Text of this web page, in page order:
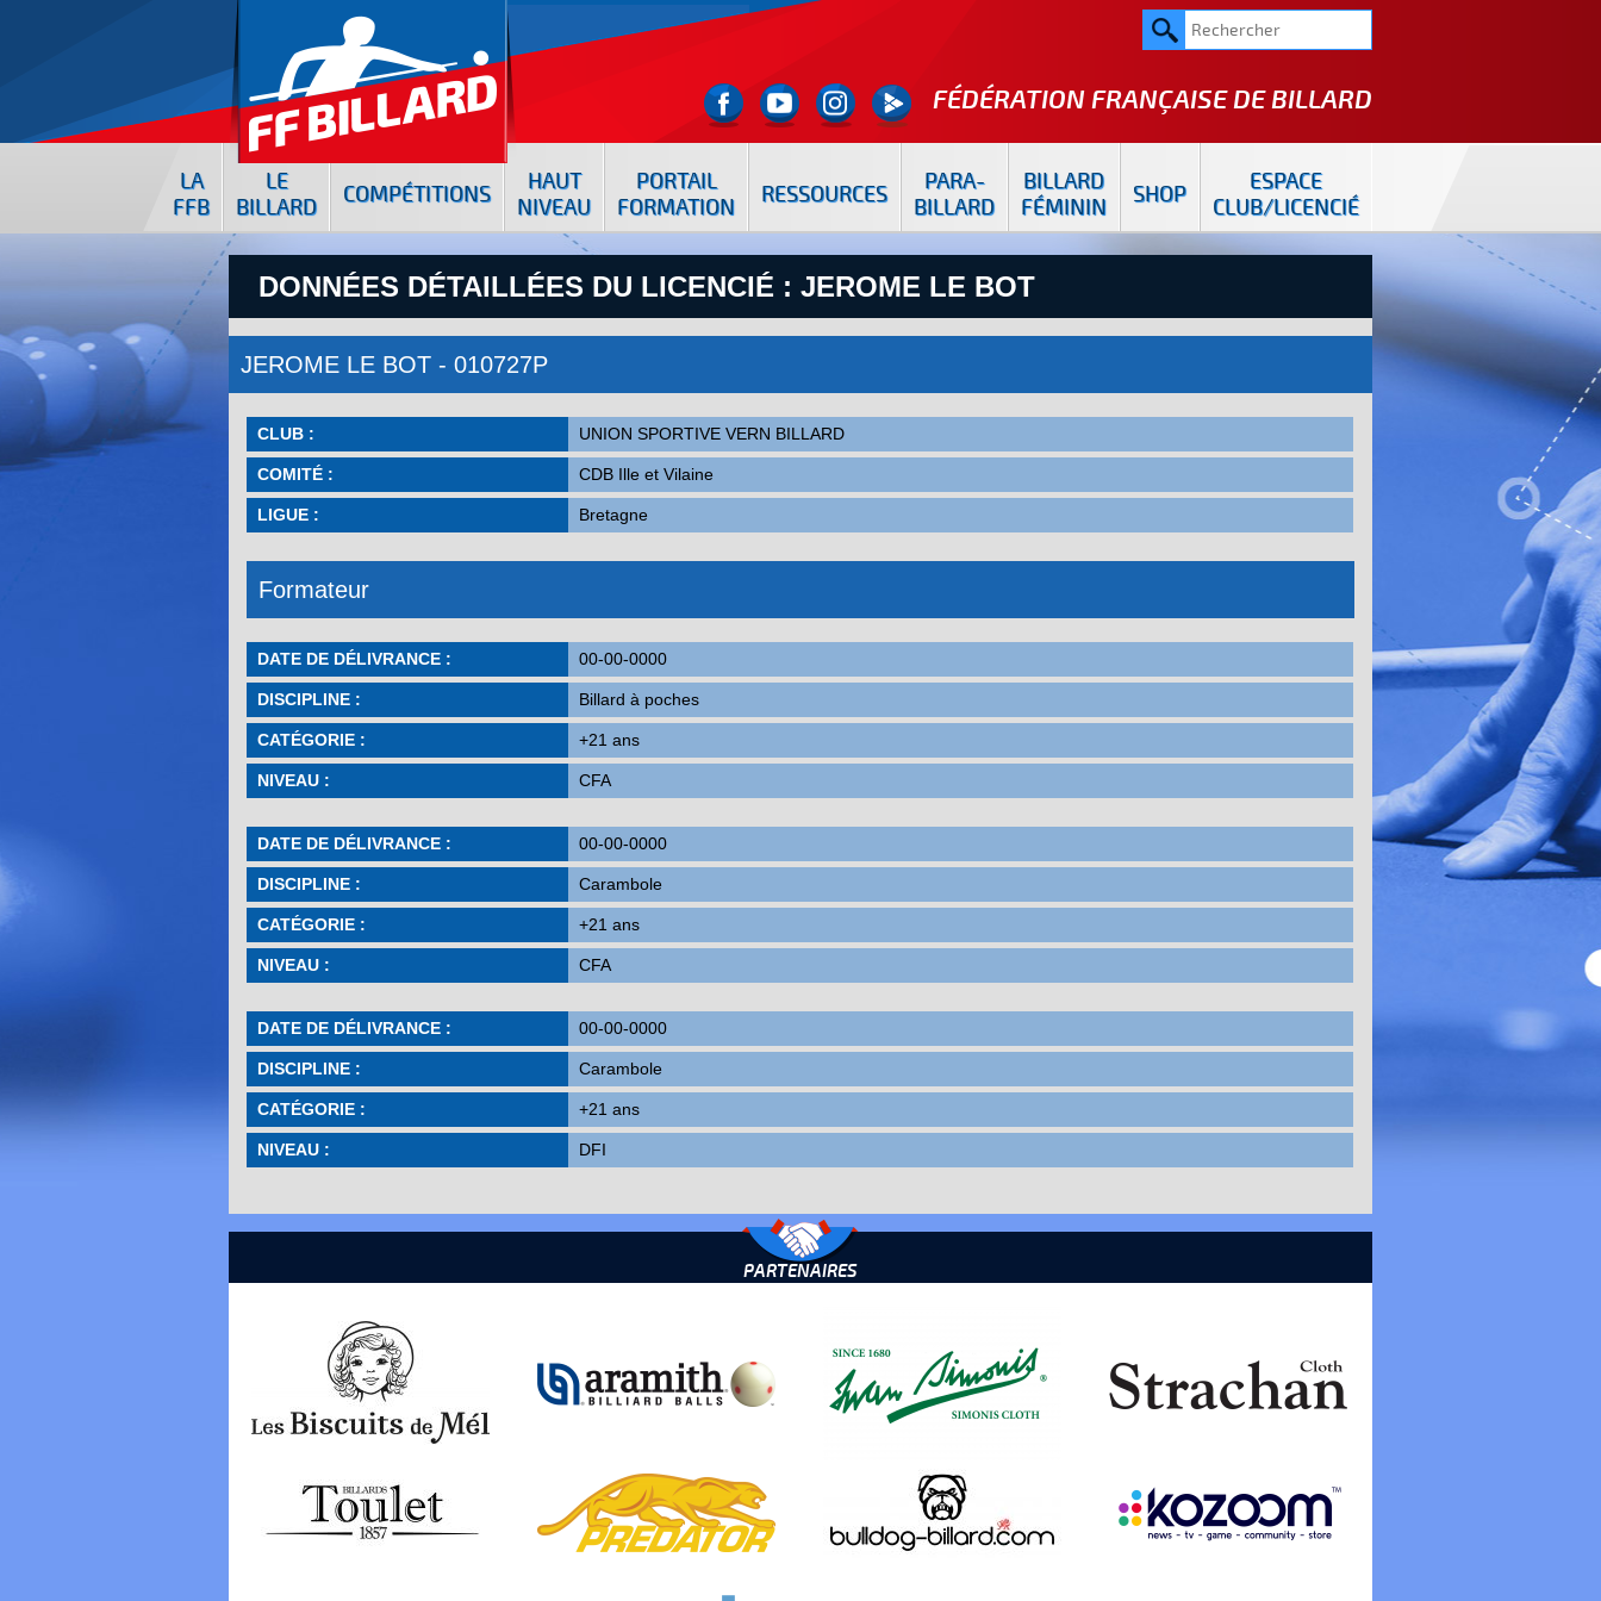
FÉDÉRATION FRANÇAISE DEBILLARD
LA
FFB
LE
BILLARD
COMPÉTITIONS
HAUT
NIVEAU
PORTAIL
FORMATION
RESSOURCES
PARA-
BILLARD
BILLARD
FÉMININ
SHOP
ESPACE
CLUB/LICENCIÉ
DONNÉES DÉTAILLÉES DU LICENCIÉ : JEROME LE BOT
JEROME LE BOT - 010727P
CLUB : UNION SPORTIVE VERN BILLARD
COMITÉ : CDB Ille et Vilaine
LIGUE : Bretagne
Formateur
DATE DE DÉLIVRANCE : 00-00-0000
DISCIPLINE : Billard à poches
CATÉGORIE : +21 ans
NIVEAU : CFA
DATE DE DÉLIVRANCE : 00-00-0000
DISCIPLINE : Carambole
CATÉGORIE : +21 ans
NIVEAU : CFA
DATE DE DÉLIVRANCE : 00-00-0000
DISCIPLINE : Carambole
CATÉGORIE : +21 ans
NIVEAU : DFI
PARTENAIRES